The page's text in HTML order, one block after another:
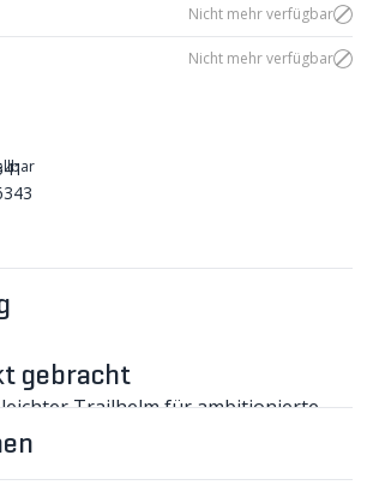
gebracht
leichter Trailhelm für ambitionierte
Belüftung Wert gelegt wird und
Helm verlangt, der
auf der Höhe der Zeit ist.
Nicht mehr verfügbar
Nicht mehr verfügbar